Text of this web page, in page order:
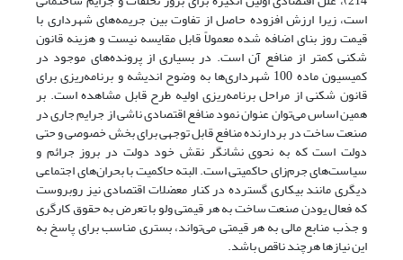
است، زیرا ارزش افزوده حاصل از تفاوت بین جریمه‌های شهرداری با
قیمت روز بنای اضافه شده معمولاً قابل مقایسه نیست و هزینه قانون
شکنی کمتر از منافع آن است. در بسیاری از پرونده‌های موجود در
کمیسیون ماده 100 شهرداری‌ها به وضوح اندیشه و برنامه‌ریزی برای
قانون شکنی از مراحل برنامه‌ریزی اولیه طرح قابل مشاهده است. بر
همین اساس می‌توان عنوان نمود منافع اقتصادی ناشی از جرایم جاری در
صنعت ساخت در بردارنده منافع قابل توجهی برای بخش خصوصی و حتی
دولت است که به نحوی نشانگر نقش خود دولت در بروز جرائم و
سیاست‌های جرم‌زای حاکمیتی است. البته حاکمیت با بحران‌های اجتماعی
دیگری مانند بیکاری گسترده در کنار معضلات اقتصادی نیز روبروست
که فعال یودن صنعت ساخت به هر قیمتی ولو با تعرض به حقوق کارگری
و جذب منابع مالی به هر قیمتی می‌تواند، بستری مناسب برای پاسخ به
این نیازها هرچند ناقص باشد.